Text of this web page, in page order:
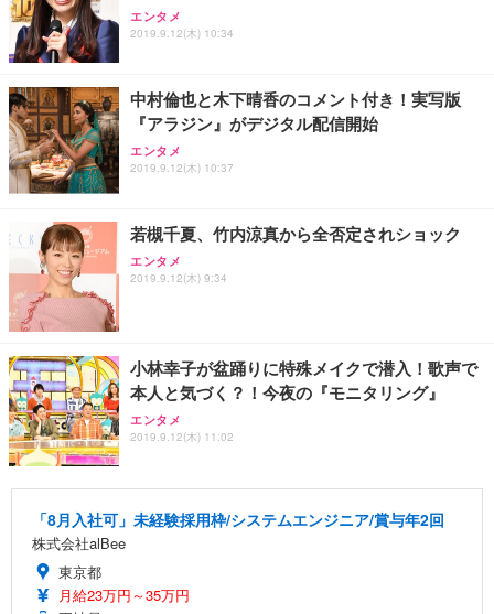
エンタメ
2019.9.12(木) 10:34
中村倫也と木下晴香のコメント付き！実写版
『アラジン』がデジタル配信開始
エンタメ
2019.9.12(木) 10:37
若槻千夏、竹内涼真から全否定されショック
エンタメ
2019.9.12(木) 9:34
小林幸子が盆踊りに特殊メイクで潜入！歌声で
本人と気づく？！今夜の『モニタリング』
エンタメ
2019.9.12(木) 11:02
「8月入社可」未経験採用枠/システムエンジニア/賞与年2回
株式会社alBee
東京都
月給23万円～35万円